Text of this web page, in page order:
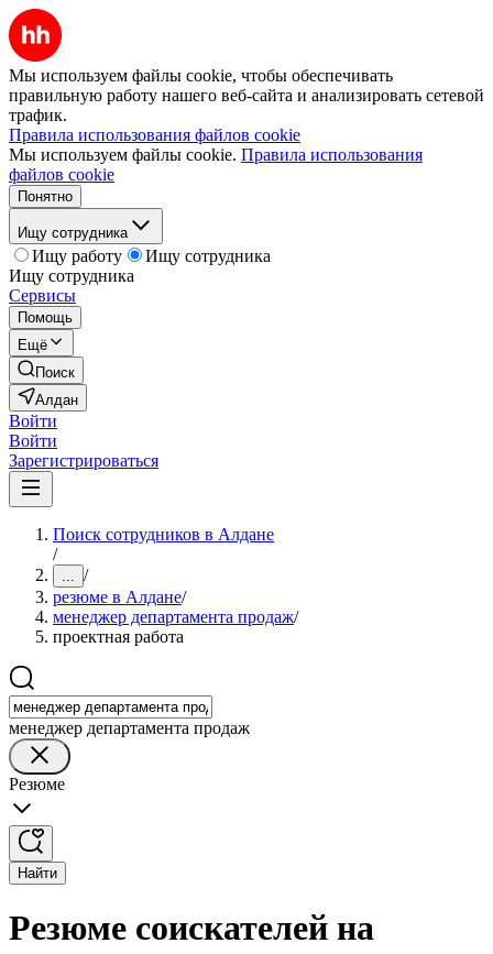
Мы используем файлы cookie, чтобы обеспечивать
правильную работу нашего веб-сайта и анализировать сетевой
трафик.
Правила использования файлов cookie
Мы используем файлы cookie. Правила использования
файлов cookie
Понятно
Ищу сотрудника
Ищу работу
Ищу сотрудника
Ищу сотрудника
Сервисы
Помощь
Ещё
Поиск
Алдан
Войти
Войти
Зарегистрироваться
Поиск сотрудников в Алдане
/
... /
резюме в Алдане/
менеджер департамента продаж/
проектная работа
менеджер департамента продаж
Резюме
Найти
Резюме соискателей на